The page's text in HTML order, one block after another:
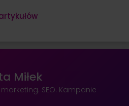
Miłek
SEO. Kampanie